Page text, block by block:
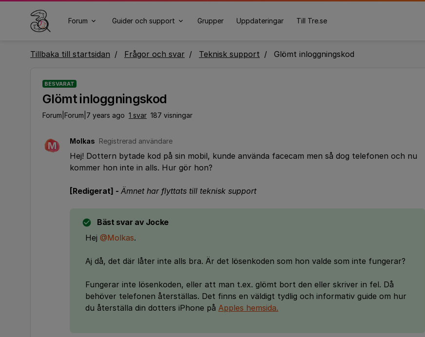
Forum Guider och support Grupper Uppdateringar Till Tre.se
Tillbaka till startsidan Frågor och svar Teknisk support Glömt inloggningskod
BESVARAT
Glömt inloggningskod
Forum|Forum|7 years ago 1 svar 187 visningar
M Molkas Registrerad användare
Hej! Dottern bytade kod på sin mobil, kunde använda facecam men så dog telefonen och nu
kommer hon inte in alls. Hur gör hon?
[Redigerat] - Ämnet har flyttats till teknisk support
Bäst svar av Jocke
Hej @Molkas.
Aj då, det där låter inte alls bra. Är det lösenkoden som hon valde som inte fungerar?
Fungerar inte lösenkoden, eller att man t.ex. glömt bort den eller skriver in fel. Då
behöver telefonen återställas. Det finns en väldigt tydlig och informativ guide om hur
du återställa din dotters iPhone på Apples hemsida.